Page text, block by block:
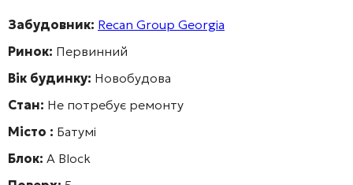
Забудовник: Recan Group Georgia
Ринок: Первинний
Вік будинку: Новобудова
Стан: Не потребує ремонту
Місто : Батумі
Блок: А Block